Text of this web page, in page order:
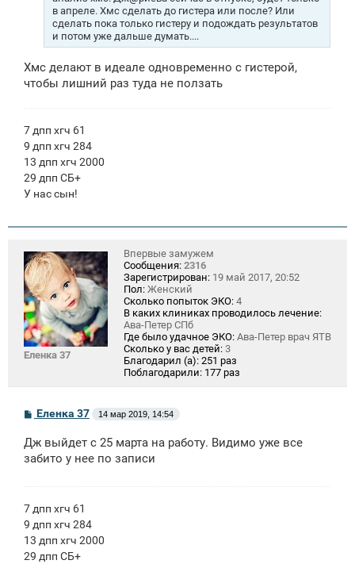
в апреле. Хмс сделать до гистера или после? Или
сделать пока только гистеру и подождать результатов
и потом уже дальше думать....
Хмс делают в идеале одновременно с гистерой,
чтобы лишний раз туда не ползать
7 дпп хгч 61
9 дпп хгч 284
13 дпп хгч 2000
29 дпп СБ+
У нас сын!
Еленка 37
Впервые замужем
Сообщения: 2316
Зарегистрирован: 19 май 2017, 20:52
Пол: Женский
Сколько попыток ЭКО: 4
В каких клиниках проводилось лечение:
Ава-Петер СПб
Где было удачное ЭКО: Ава-Петер врач ЯТВ
Сколько у вас детей: 3
Благодарил (а): 251 раз
Поблагодарили: 177 раз
С
о
б
щ
Еленка 37 14 мар 2019, 14:54
Дж выйдет с 25 марта на работу. Видимо уже все
забито у нее по записи
7 дпп хгч 61
9 дпп хгч 284
13 дпп хгч 2000
29 дпп СБ+